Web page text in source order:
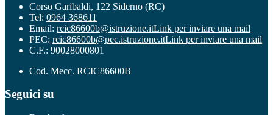
Corso Garibaldi, 122 Siderno (RC)
Tel: 0964 368611
Email: rcic86600b@istruzione.itLink per inviare una mail
PEC: rcic86600b@pec.istruzione.itLink per inviare una mail
C.F.: 90028000801
Cod. Mecc. RCIC86600B
Seguici su